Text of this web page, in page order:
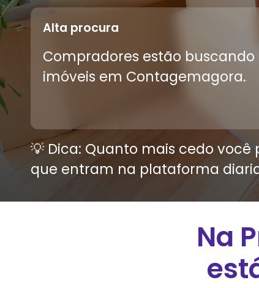
Alta procura
Compradores estão buscando
imóveis em Contagemagora.
💡 Dica: Quanto mais cedo
que entram na plataforma
Na